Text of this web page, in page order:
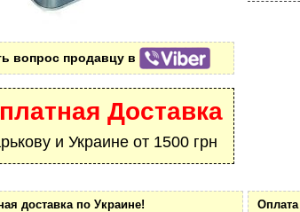
вопрос продавцу в
Доставка
и Украине от 1500 грн
доставка по Украине!
Оплата